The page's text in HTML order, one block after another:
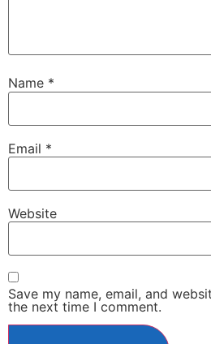
Name *
Email *
Website
Save my name, email, and
the next time I comment.